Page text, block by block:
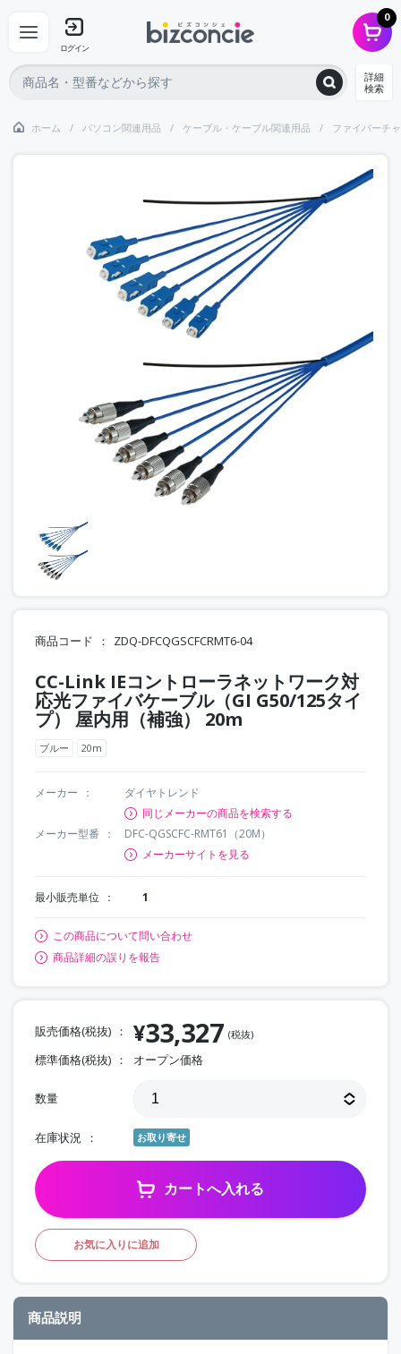
ログイン
0
詳細
検索
ホーム パソコン関連用品 ケーブル・ケーブル関連用品 ファイバーチ
商品コード ZDQ-DFCQGSCFCRMT6-04
CC-Link IEコントローラネットワーク対
応光ファイバケーブル（GI G50/125タイ
プ） 屋内用（補強） 20m
ブルー 20m
メーカー
ダイヤトレンド
同じメーカーの商品を検索する
メーカー型番
DFC-QGSCFC-RMT61（20M）
メーカーサイトを見る
最小販売単位 1
この商品について問い合わせ
商品詳細の誤りを報告
販売価格(税抜) ¥33,327 (税抜)
標準価格(税抜) オープン価格
数量
在庫状況 お取り寄せ
カートへ入れる
お気に入りに追加
商品説明